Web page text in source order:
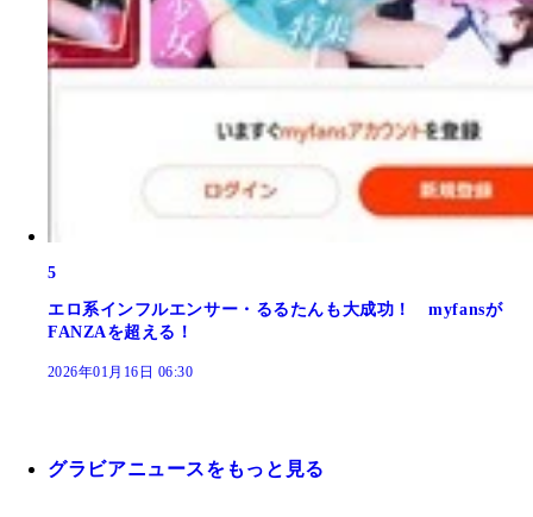
5
エロ系インフルエンサー・るるたんも大成功！ myfansが
FANZAを超える！
2026年01月16日 06:30
グラビアニュースをもっと見る